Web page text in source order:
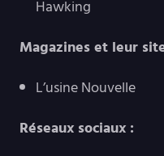
Hawking
Magazines et leur
L’usine Nouvelle
Réseaux sociaux :